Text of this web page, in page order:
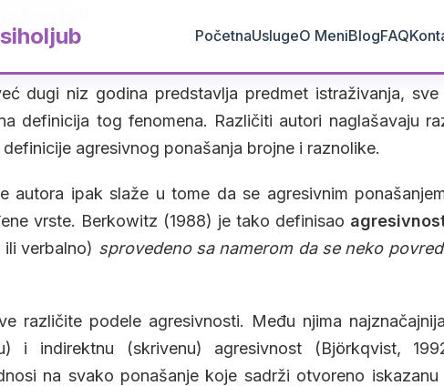
PočetnaUslugeO MeniBlogFAQ
dugi niz godina predstavlja predmet istraživanja,
definicija tog fenomena. Različiti autori naglašavaju
agresivnog ponašanja brojne i raznolike.
autora ipak slaže u tome da se agresivnim
vrste. Berkowitz (1988) je tako definisao
verbalno) sprovedeno sa namerom da se neko
različite podele agresivnosti. Među njima
i indirektnu (skrivenu) agresivnost (Björkqvist,
na svako ponašanje koje sadrži otvoreno iskazanu